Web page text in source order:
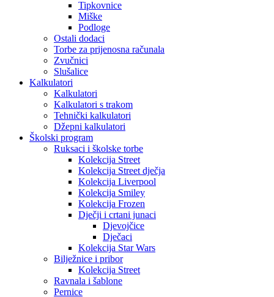
Tipkovnice
Miške
Podloge
Ostali dodaci
Torbe za prijenosna računala
Zvučnici
Slušalice
Kalkulatori
Kalkulatori
Kalkulatori s trakom
Tehnički kalkulatori
Džepni kalkulatori
Školski program
Ruksaci i školske torbe
Kolekcija Street
Kolekcija Street dječja
Kolekcija Liverpool
Kolekcija Smiley
Kolekcija Frozen
Dječji i crtani junaci
Djevojčice
Dječaci
Kolekcija Star Wars
Bilježnice i pribor
Kolekcija Street
Ravnala i šablone
Pernice